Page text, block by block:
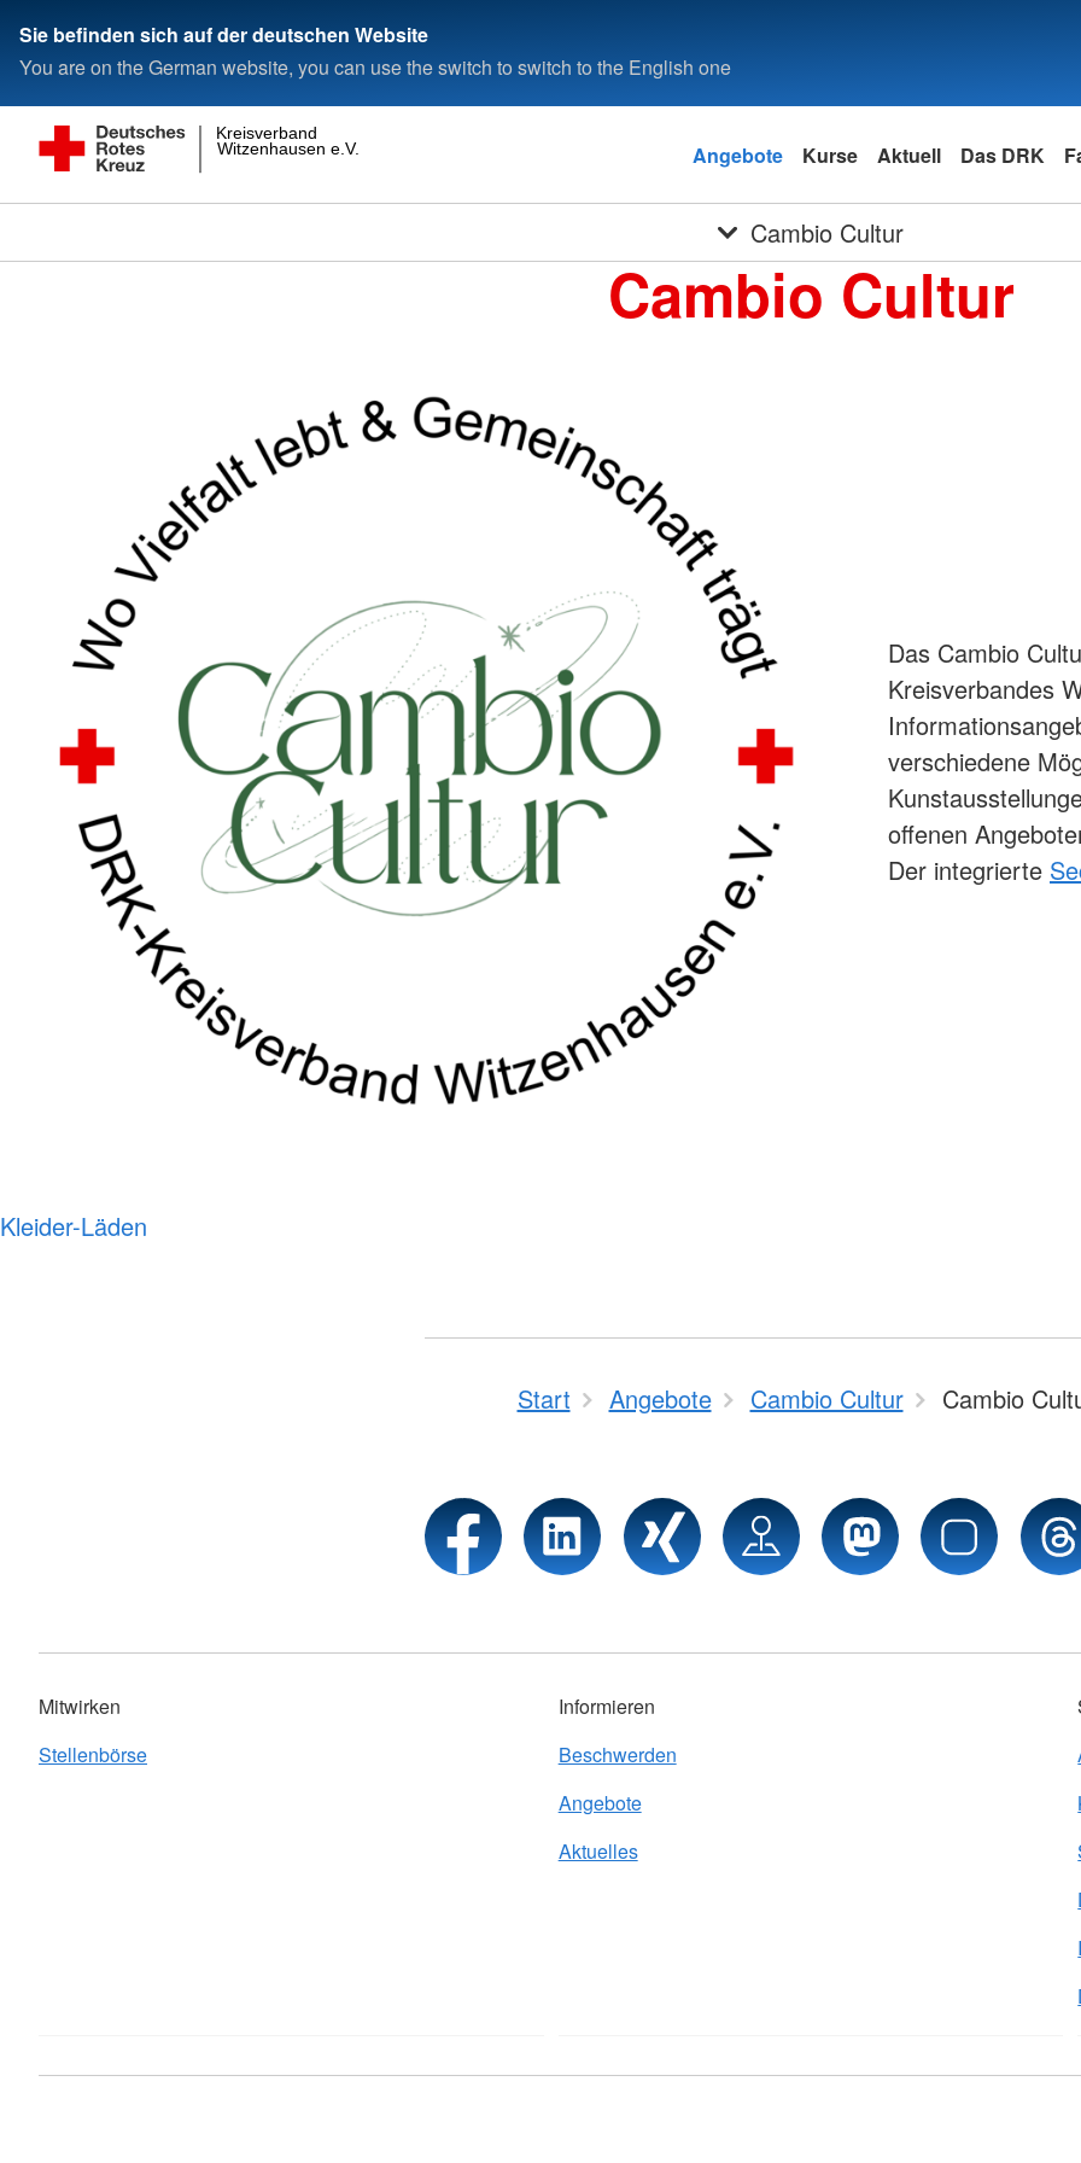
Sie befinden sich auf der deutschen Website
You are on the German website, you can use the switch to switch to the English one
Witzenhausen e.V.
Kreisverband
Angebote Kurse Aktuell Das DRK
Cambio Cultur
Cambio Cultur
Das Cambio
Kreisverbandes
verschiedene
offenen
Der integrierte
Kleider-Läden
Start Angebote Cambio Cultur Cambio
Mitwirken
Stellenbörse
Informieren
Beschwerden
Angebote
Aktuelles